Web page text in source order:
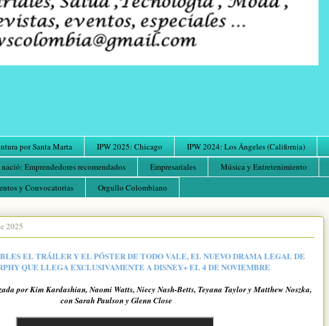
por Santa Marta IPW 2025: Chicago IPW 2024: Los Ángeles (California)
Emprendedores recomendados Empresariales Música y Entretenimiento
y Convocatorias Orgullo Colombiano
2025
EL TRÁILER Y EL PÓSTER DE TODO VALE, EL NUEVO DRAMA LEGAL DE
QUE LLEGA EXCLUSIVAMENTE A DISNEY+ EL 4 DE NOVIEMBRE
por Kim Kardashian, Naomi Watts, Niecy Nash-Betts, Teyana Taylor y Matthew Noszka,
con Sarah Paulson y Glenn Close